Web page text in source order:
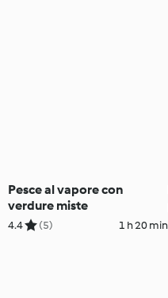
Pesce al vapore con
verdure miste
4.4 (5) 1 h 20 min